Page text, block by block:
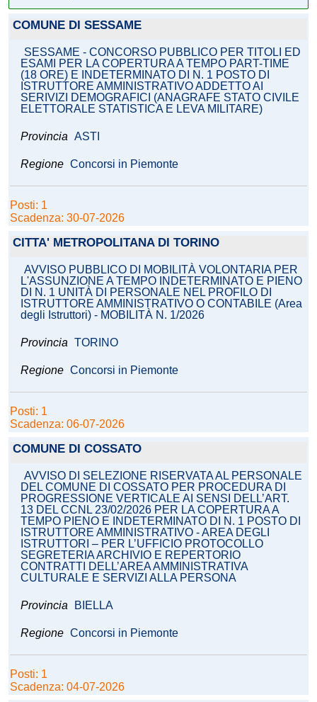
COMUNE DI SESSAME
SESSAME - CONCORSO PUBBLICO PER TITOLI ED
ESAMI PER LA COPERTURA A TEMPO PART-TIME
(18 ORE) E INDETERMINATO DI N. 1 POSTO DI
ISTRUTTORE AMMINISTRATIVO ADDETTO AI
SERIVIZI DEMOGRAFICI (ANAGRAFE STATO CIVILE
ELETTORALE STATISTICA E LEVA MILITARE)
Provincia ASTI
Regione Concorsi in Piemonte
Posti: 1
Scadenza: 30-07-2026
CITTA' METROPOLITANA DI TORINO
AVVISO PUBBLICO DI MOBILITÀ VOLONTARIA PER
L'ASSUNZIONE A TEMPO INDETERMINATO E PIENO
DI N. 1 UNITÀ DI PERSONALE NEL PROFILO DI
ISTRUTTORE AMMINISTRATIVO O CONTABILE (Area
degli Istruttori) - MOBILITÀ N. 1/2026
Provincia TORINO
Regione Concorsi in Piemonte
Posti: 1
Scadenza: 06-07-2026
COMUNE DI COSSATO
AVVISO DI SELEZIONE RISERVATA AL PERSONALE
DEL COMUNE DI COSSATO PER PROCEDURA DI
PROGRESSIONE VERTICALE AI SENSI DELL’ART.
13 DEL CCNL 23/02/2026 PER LA COPERTURA A
TEMPO PIENO E INDETERMINATO DI N. 1 POSTO DI
ISTRUTTORE AMMINISTRATIVO - AREA DEGLI
ISTRUTTORI – PER L’UFFICIO PROTOCOLLO
SEGRETERIA ARCHIVIO E REPERTORIO
CONTRATTI DELL’AREA AMMINISTRATIVA
CULTURALE E SERVIZI ALLA PERSONA
Provincia BIELLA
Regione Concorsi in Piemonte
Posti: 1
Scadenza: 04-07-2026